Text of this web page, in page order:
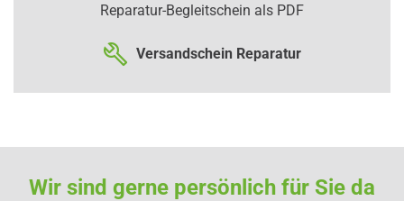
Reparatur-Begleitschein als PDF
Versandschein Reparatur
Wir sind gerne persönlich für Sie da